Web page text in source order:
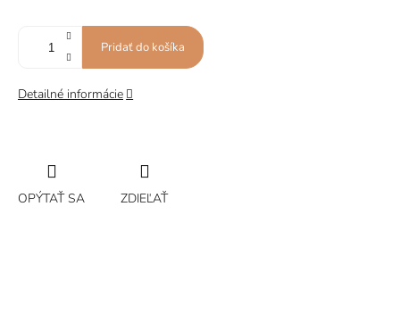
Pridať do košíka
Detailné informácie
OPÝTAŤ SA ZDIEĽAŤ